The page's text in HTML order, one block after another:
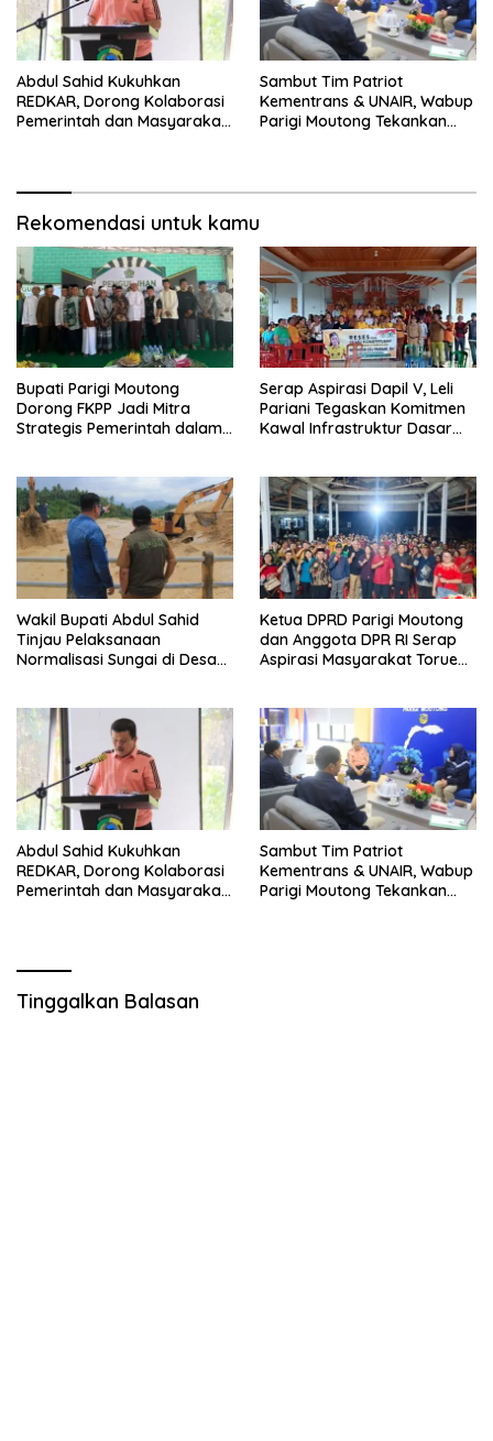
Abdul Sahid Kukuhkan
REDKAR, Dorong Kolaborasi
Pemerintah dan Masyarakat
Sambut Tim Patriot
Kementrans & UNAIR, Wabup
Parigi Moutong Tekankan
Rekomendasi untuk kamu
Bupati Parigi Moutong
Dorong FKPP Jadi Mitra
Strategis Pemerintah dalam
Serap Aspirasi Dapil V, Leli
Pariani Tegaskan Komitmen
Kawal Infrastruktur Dasar
Wakil Bupati Abdul Sahid
Tinjau Pelaksanaan
Normalisasi Sungai di Desa
Ketua DPRD Parigi Moutong
dan Anggota DPR RI Serap
Aspirasi Masyarakat Torue
Abdul Sahid Kukuhkan
REDKAR, Dorong Kolaborasi
Pemerintah dan Masyarakat
Sambut Tim Patriot
Kementrans & UNAIR, Wabup
Parigi Moutong Tekankan
Tinggalkan Balasan